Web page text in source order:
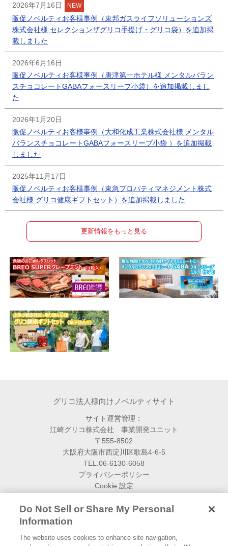
2026年7月16日 NEW
販促ノベルティお客様事例（東邦ガスライフソリューションズ
株式会社様 セレクションザグリコ手提げ・グリコ袋）を追加掲
載しました
2026年6月16日
販促ノベルティお客様事例（唐津第一ホテル様 メンタルバラン
スチョコレートGABAフォースリープ小袋）を追加掲載しまし
た
2026年1月20日
販促ノベルティお客様事例（大和化成工業株式会社様 メンタル
バランスチョコレートGABAフォースリープ小袋 ）を追加掲載
しました
2025年11月17日
販促ノベルティお客様事例（東急プロパティマネジメント株式
会社様 グリコ健康ギフトセット）を追加掲載しました
グリコ法人様向けノベルティサイト
サイト運営管理：
江崎グリコ株式会社 事業開発ユニット
〒555-8502
大阪府大阪市西淀川区歌島4-6-5
TEL.06-6130-6058
プライバシーポリシー
Cookie 設定
トップページ
ノベルティ商品一覧
資料ダウンロード
Do Not Sell or Share My Personal
Information
The website uses cookies to enhance site navigation,